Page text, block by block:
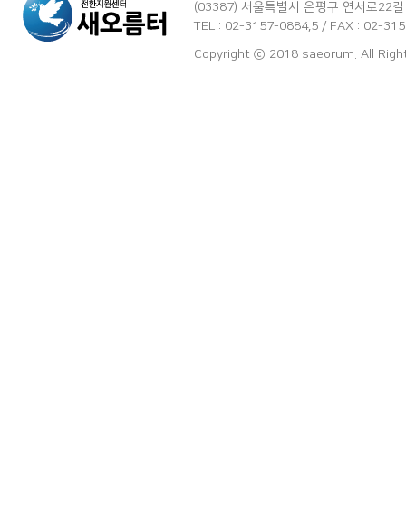
(03387) 서울특별시 은평구 연서로22
TEL : 02-3157-0884,5 / FAX : 02-
Copyright ⓒ 2018 saeorum. All